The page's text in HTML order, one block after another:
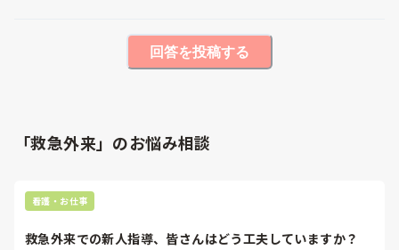
回答を投稿する
「救急外来」のお悩み相談
看護・お仕事
救急外来での新人指導、皆さんはどう工夫していますか？